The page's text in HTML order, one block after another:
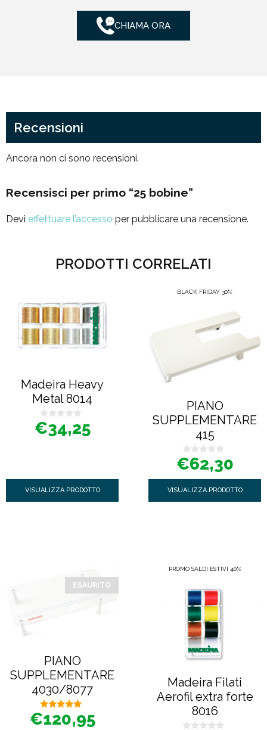
CHIAMA ORA
Recensioni
Ancora non ci sono recensioni.
Recensisci per primo “25 bobine”
Devi effettuare l’accesso per pubblicare una recensione.
PRODOTTI CORRELATI
Madeira Heavy
Metal 8014
0
s
€34,25
VISUALIZZA PRODOTTO
BLACK FRIDAY 30%
PIANO
SUPPLEMENTARE
415
0
s
€62,30
VISUALIZZA PRODOTTO
ESAURITO
PIANO
SUPPLEMENTARE
4030/8077
5.00
su 5
€120,95
PROMO SALDI ESTIVI 40%
Madeira Filati
Aerofil extra forte
8016